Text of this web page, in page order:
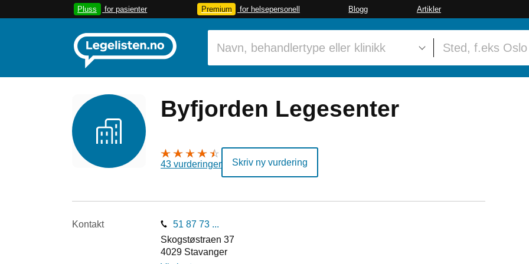
Pluss for pasienter Premium for helsepersonell Blogg Artikler
Byfjorden Legesenter
43 vurderinger Skriv ny vurdering
Kontakt
51 87 73 ...
Skogstøstraen 37
4029 Stavanger